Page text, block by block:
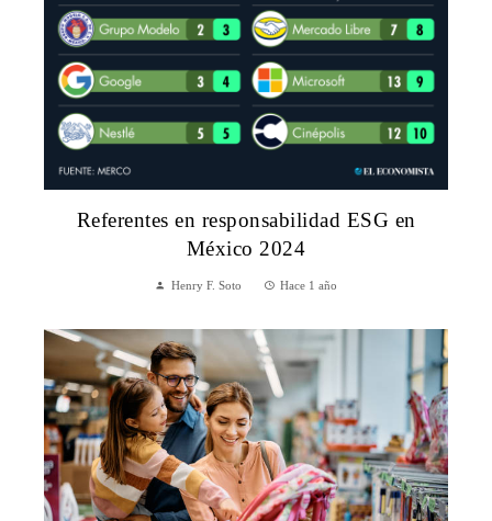
Referentes en responsabilidad ESG en
México 2024
Henry F. Soto Hace 1 año